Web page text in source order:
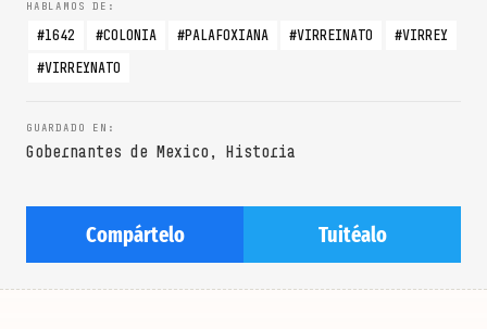
1642 COLONIA PALAFOXIANA VIRREINATO
VIRREY
VIRREYNATO
Gobernantes de Mexico , Historia
Compártelo Tuitéalo